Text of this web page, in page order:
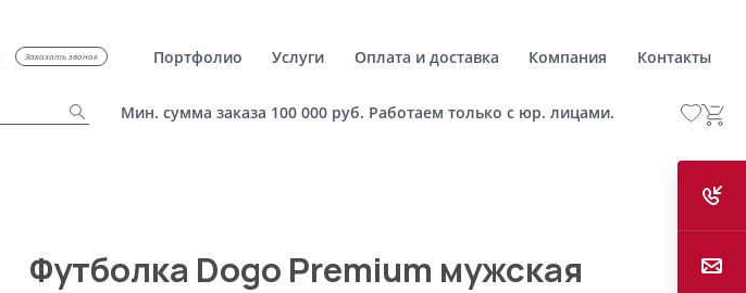
Заказать звонок Портфолио Услуги Оплата и доставка Компания Контакты
Мин. сумма заказа 100 000 руб. Работаем только с юр. лицами.
Футболка Dogo Premium мужская